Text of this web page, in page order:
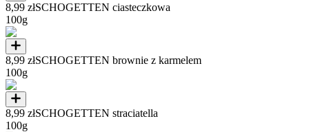
8,99 złSCHOGETTEN ciasteczkowa
100g
8,99 złSCHOGETTEN brownie z karmelem
100g
8,99 złSCHOGETTEN straciatella
100g